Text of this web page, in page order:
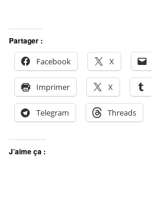
Partager :
Facebook
X
Imprimer X
Telegram Threads
J’aime ça :